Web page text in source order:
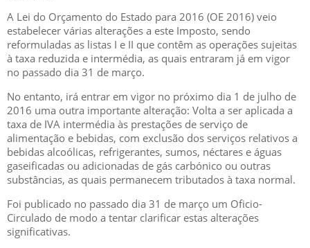
A Lei do Orçamento do Estado para 2016 (OE 2016) veio
estabelecer várias alterações a este Imposto, sendo
reformuladas as listas I e II que contêm as operações sujeitas
à taxa reduzida e intermédia, as quais entraram já em vigor
no passado dia 31 de março.
No entanto, irá entrar em vigor no próximo dia 1 de julho de
2016 uma outra importante alteração: Volta a ser aplicada a
taxa de IVA intermédia às prestações de serviço de
alimentação e bebidas, com exclusão dos serviços relativos a
bebidas alcoólicas, refrigerantes, sumos, néctares e águas
gaseiﬁcadas ou adicionadas de gás carbónico ou outras
substâncias, as quais permanecem tributados à taxa normal.
Foi publicado no passado dia 31 de março um Oﬁcio-
Circulado de modo a tentar clariﬁcar estas alterações
signiﬁcativas.